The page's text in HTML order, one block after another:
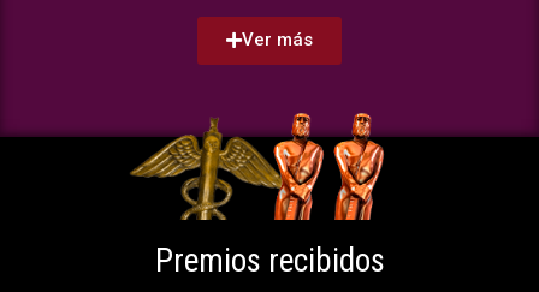
Ver más
Premios recibidos